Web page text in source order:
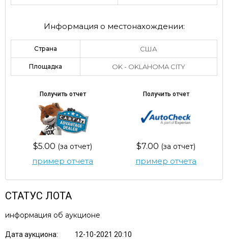
Информация о местонахождении:
Страна США
Площадка OK - OKLAHOMA CITY
Получить отчет
$5.00 (за отчет)
пример отчета
Получить отчет
$7.00 (за отчет)
пример отчета
СТАТУС ЛОТА
информация об аукционе
Дата аукциона: 12-10-2021 20:10